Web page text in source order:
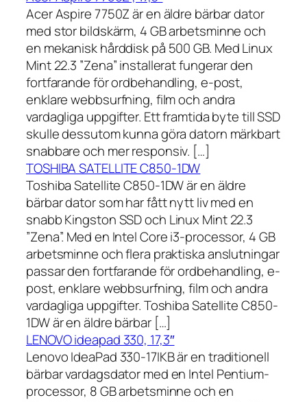
Acer Aspire 7750Z är en äldre bärbar dator
med stor bildskärm, 4 GB arbetsminne och
en mekanisk hårddisk på 500 GB. Med Linux
Mint 22.3 ”Zena” installerat fungerar den
fortfarande för ordbehandling, e-post,
enklare webbsurfning, film och andra
vardagliga uppgifter. Ett framtida byte till SSD
skulle dessutom kunna göra datorn märkbart
snabbare och mer responsiv. […]
TOSHIBA SATELLITE C850-1DW
Toshiba Satellite C850-1DW är en äldre
bärbar dator som har fått nytt liv med en
snabb Kingston SSD och Linux Mint 22.3
”Zena”. Med en Intel Core i3-processor, 4 GB
arbetsminne och flera praktiska anslutningar
passar den fortfarande för ordbehandling, e-
post, enklare webbsurfning, film och andra
vardagliga uppgifter. Toshiba Satellite C850-
1DW är en äldre bärbar […]
LENOVO ideapad 330, 17,3″
Lenovo IdeaPad 330-17IKB är en traditionell
bärbar vardagsdator med en Intel Pentium-
processor, 8 GB arbetsminne och en